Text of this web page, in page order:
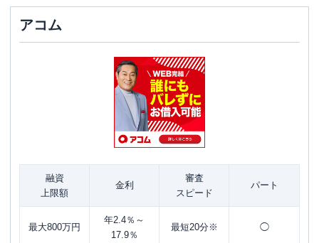
アコム
融資
上限額
金利
審査
スピード
パート
最大800万円
年2.4％～
17.9％
最短20分※ ◯